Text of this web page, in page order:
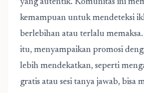
yang autentik. Komunitas ini
kemampuan untuk mendeteksi
berlebihan atau terlalu
itu, menyampaikan promosi
lebih mendekatkan, seperti
gratis atau sesi tanya jawab, bisa